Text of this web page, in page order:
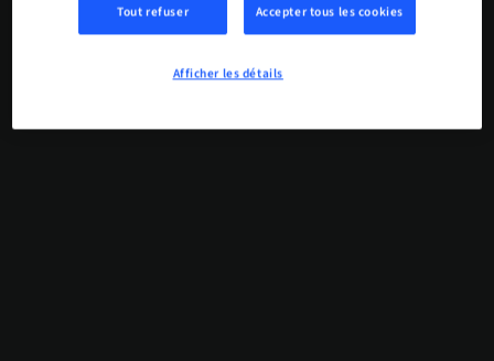
Tout refuser Accepter tous les cookies
Afficher les détails